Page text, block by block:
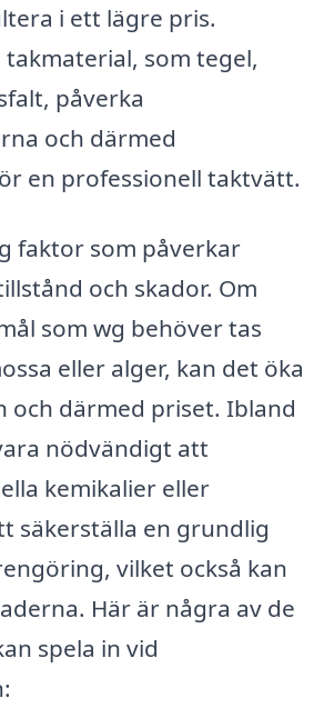
i ett lägre pris.
takmaterial, som tegel,
påverka
och därmed
en professionell taktvätt.
faktor som påverkar
och skador. Om
som wg behöver tas
eller alger, kan det öka
och därmed priset. Ibland
nödvändigt att
kemikalier eller
säkerställa en grundlig
vilket också kan
Här är några av de
spela in vid